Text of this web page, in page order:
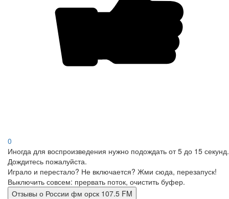
0
Иногда для воспроизведения нужно подождать от 5 до 15 секунд.
Дождитесь пожалуйста.
Играло и перестало? Не включается? Жми сюда, перезапуск!
Выключить совсем: прервать поток, очистить буфер.
Отзывы о России фм орск 107.5 FM